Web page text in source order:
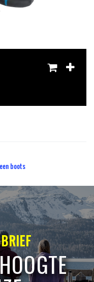
boots